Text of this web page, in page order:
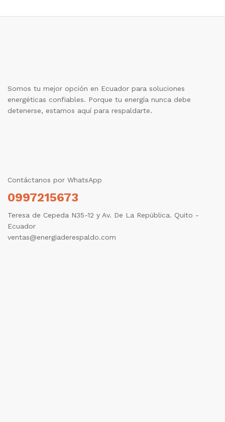
Somos tu mejor opción en Ecuador para soluciones
energéticas confiables. Porque tu energía nunca debe
detenerse, estamos aquí para respaldarte.
Contáctanos por WhatsApp
0997215673
Teresa de Cepeda N35-12 y Av. De La República. Quito -
Ecuador
ventas@energiaderespaldo.com